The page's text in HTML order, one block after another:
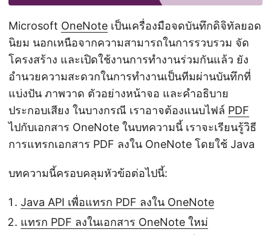
Microsoft OneNote เป็นเครื่องมือจดบันทึกดิจิทัลยอด
นิยม นอกเหนือจากความสามารถในการรวบรวม จัด
โครงสร้าง และเปิดใช้งานการทำงานร่วมกันแล้ว ยัง
อำนวยความสะดวกในการทำงานเป็นทีมผ่านบันทึกที่
แบ่งปัน ภาพวาด ตัวอย่างหน้าจอ และคำอธิบาย
ประกอบเสียง ในบางกรณี เราอาจต้องแนบไฟล์ PDF
ไปกับเอกสาร OneNote ในบทความนี้ เราจะเรียนรู้วิธี
การแทรกเอกสาร PDF ลงใน OneNote โดยใช้ Java
บทความนี้ครอบคลุมหัวข้อต่อไปนี้:
Java API เพื่อแทรก PDF ลงใน OneNote
แทรก PDF ลงในเอกสาร OneNote ใหม่